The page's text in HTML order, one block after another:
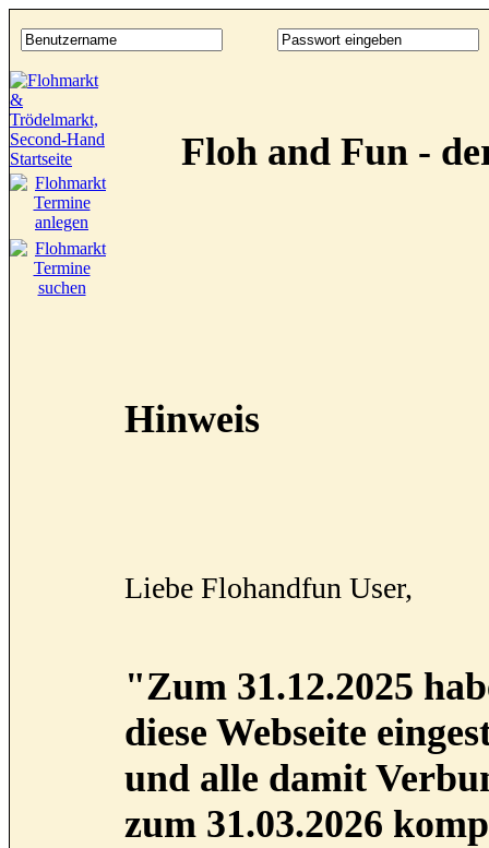
Floh and Fun -
Hinweis
Liebe Flohandfun User,
"Zum 31.12.2025
diese Webseite
und alle damit
zum 31.03.2026